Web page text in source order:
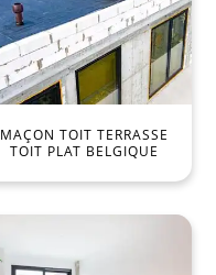
MAÇON TOIT TERRASSE
TOIT PLAT BELGIQUE